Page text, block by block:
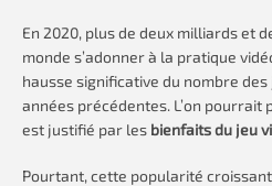
En 2020, plus de deux milliards et
monde s’adonner à la pratique
hausse significative du nombre
années précédentes. L’on
est justifié par les bienfaits du jeu
Pourtant, cette popularité